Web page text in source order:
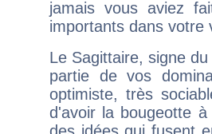
jamais vous aviez
importants dans votre
Le Sagittaire, signe
partie de vos
optimiste, très
d'avoir la bougeotte